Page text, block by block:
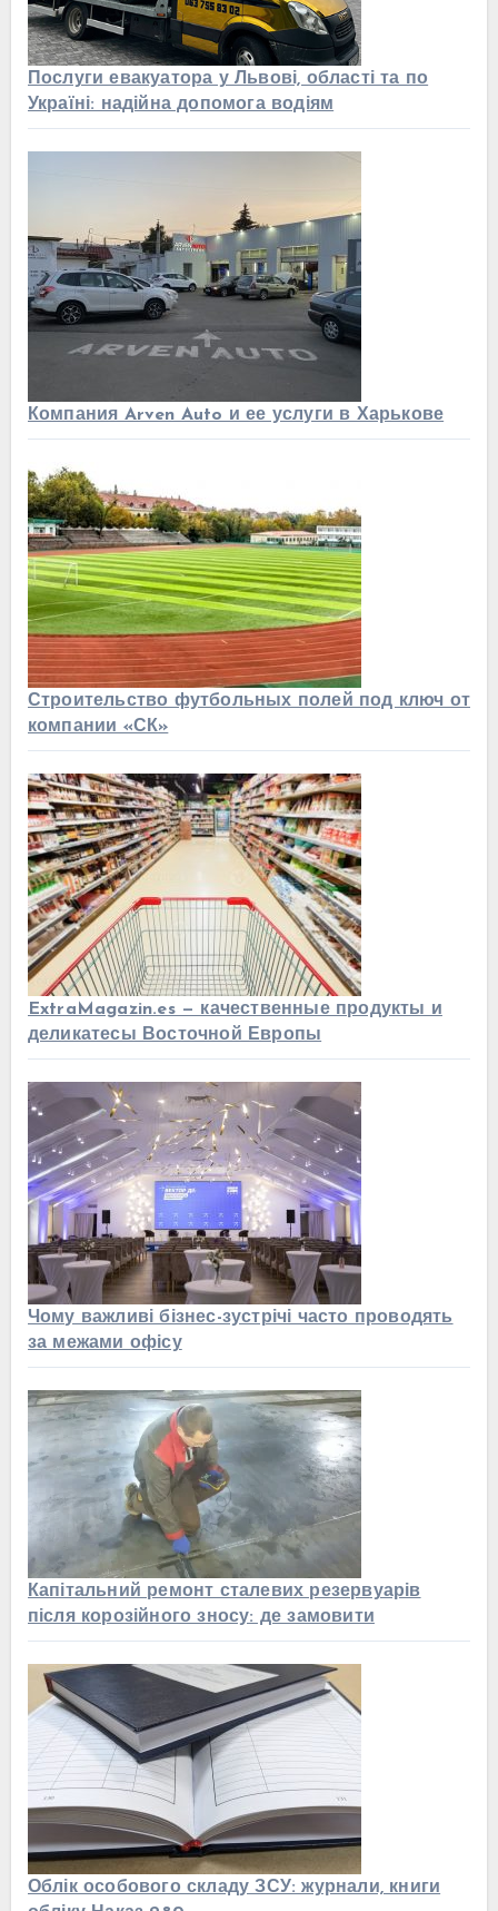
Послуги евакуатора у Львові, області та по
Україні: надійна допомога водіям
Компания Arven Auto и ее услуги в Харькове
Строительство футбольных полей под ключ от
компании «СК»
ExtraMagazin.es — качественные продукты и
деликатесы Восточной Европы
Чому важливі бізнес-зустрічі часто проводять
за межами офісу
Капітальний ремонт сталевих резервуарів
після корозійного зносу: де замовити
Облік особового складу ЗСУ: журнали, книги